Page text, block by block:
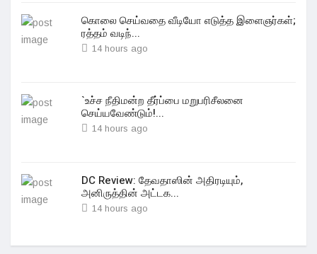
கொலை செய்வதை வீடியோ எடுத்த இளைஞர்கள்;
ரத்தம் வடிந்...
14 hours ago
`உச்ச நீதிமன்ற தீர்ப்பை மறுபரிசீலனை
செய்யவேண்டும்!...
14 hours ago
DC Review: தேவதாஸின் அதிரடியும்,
அனிருத்தின் அட்டக...
14 hours ago